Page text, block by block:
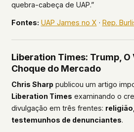
quebra-cabeça de UAP.”
Fontes: UAP James no X · Rep.
Liberation Times: Trump, O
Choque do Mercado
Chris Sharp publicou um artigo
Liberation Times examinando o
divulgação em três frentes:
testemunhos de denunciantes.